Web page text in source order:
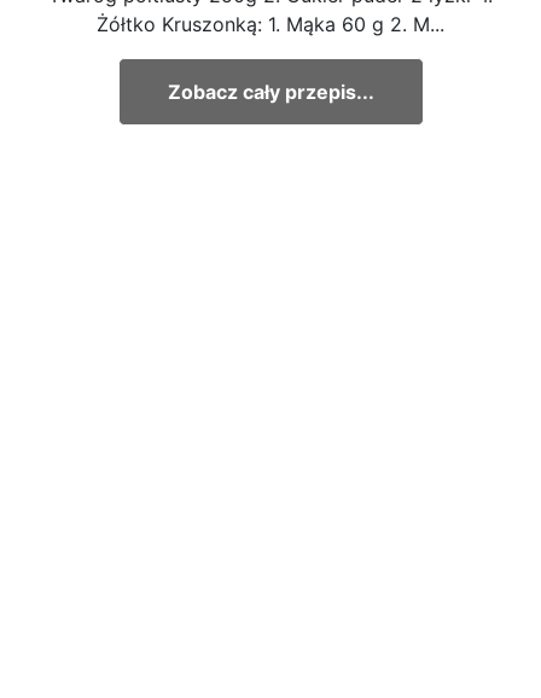
Żółtko Kruszonką: 1. Mąka 60 g 2. M...
Zobacz cały przepis...